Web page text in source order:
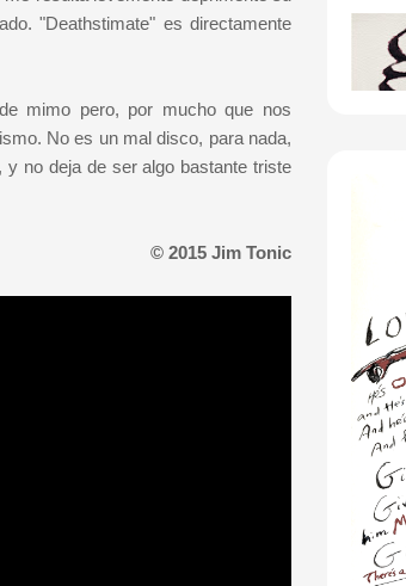
"Deathstimate" es directamente
mimo pero, por mucho que nos
No es un mal disco, para nada,
no deja de ser algo bastante triste
© 2015 Jim Tonic